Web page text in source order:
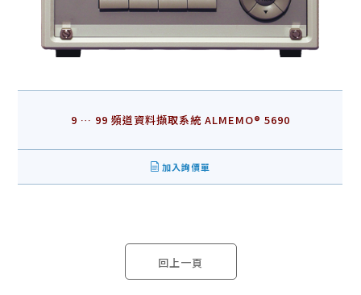
9 … 99 頻道資料擷取系統 ALMEMO® 5690
加入詢價單
回上一頁